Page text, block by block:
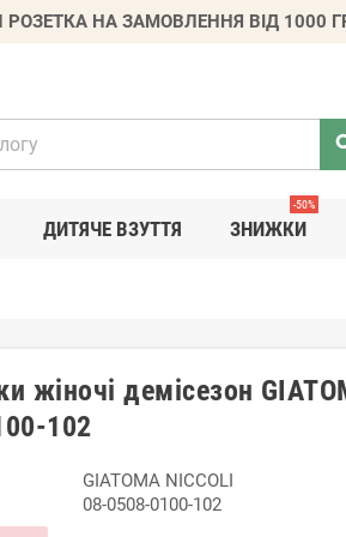
НА ЗАМОВЛЕННЯ ВІД 1000
ДИТЯЧЕ ВЗУТТЯ ЗНИЖКИ
-50%
жіночі демісезон
102
GIATOMA NICCOLI
08-0508-0100-102